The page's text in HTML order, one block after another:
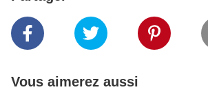
Vous aimerez aussi